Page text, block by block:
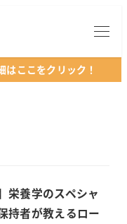
はここをクリック！
栄養学のスペシャ
持者が教えるロー